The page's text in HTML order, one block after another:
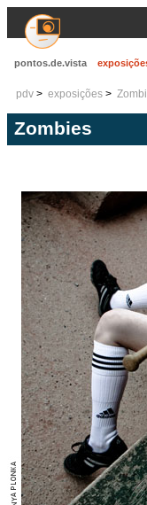
pontos.de.vista
pdv exposições
Zombies